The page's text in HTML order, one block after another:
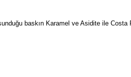
baskın Karamel ve Asidite ile Costa